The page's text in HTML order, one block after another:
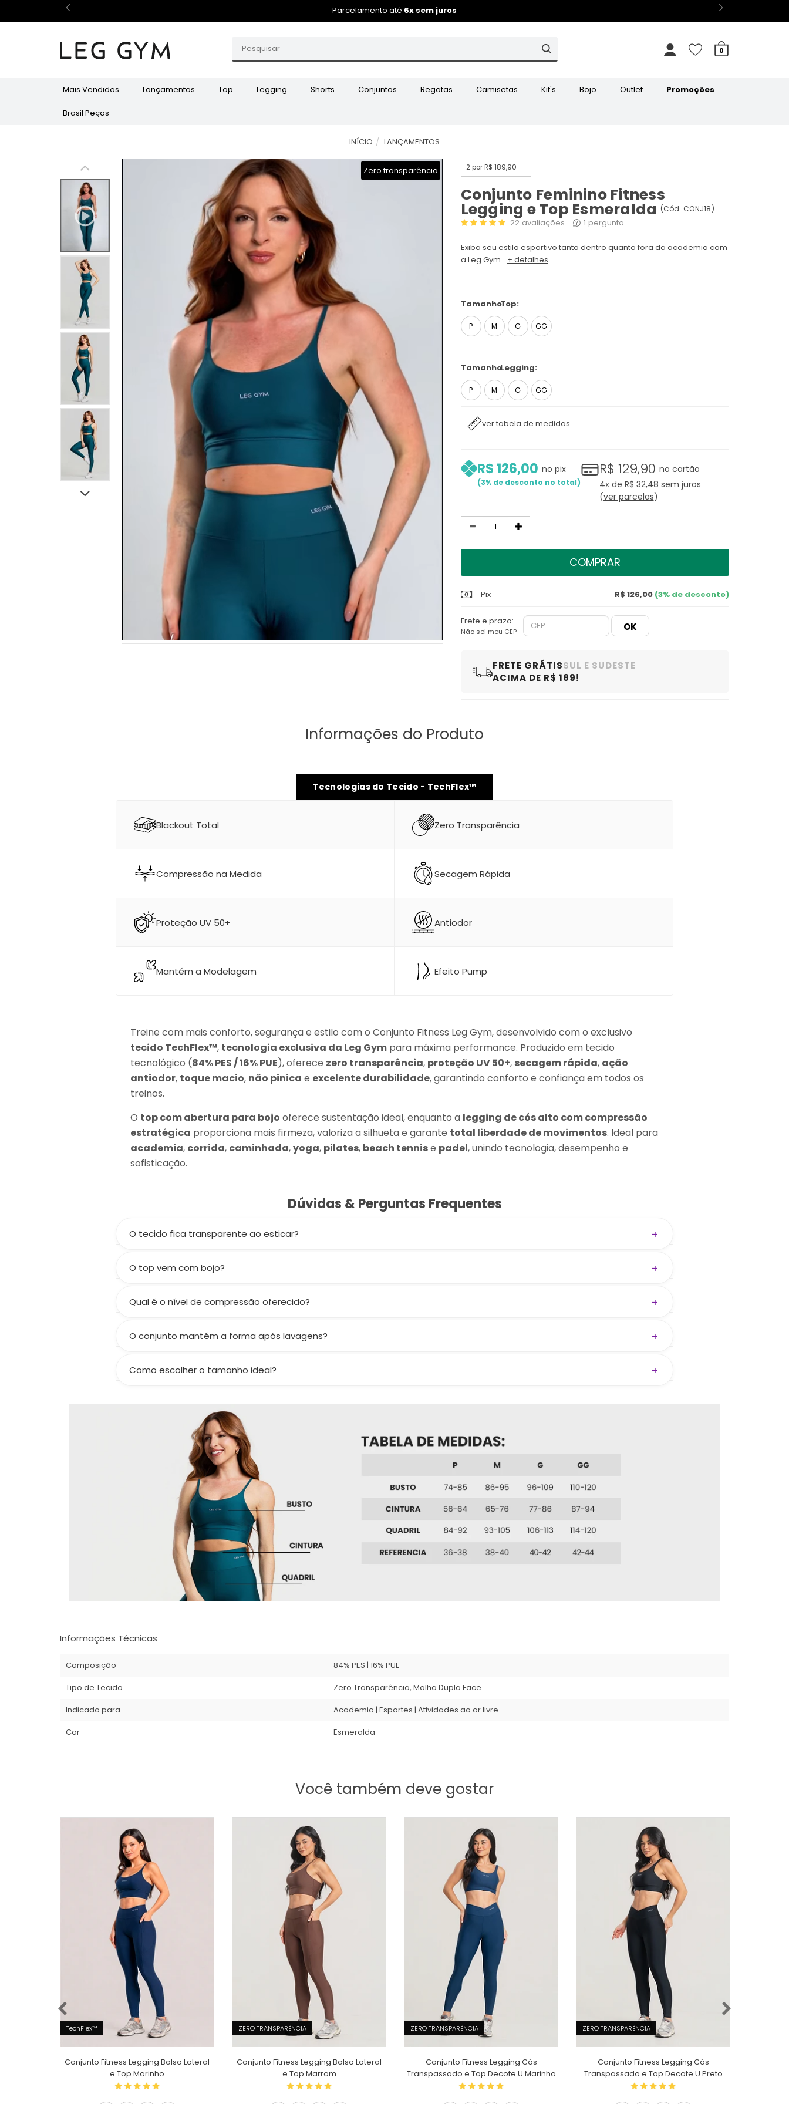
Parcelamento até 6x sem juros
0
Mais Vendidos Lançamentos Top Legging Shorts Conjuntos Regatas Camisetas Kit's Bojo Outlet Promoções
Brasil Peças
INÍCIO LANÇAMENTOS
Zero transparência 2 por R$ 189,90
Conjunto Feminino Fitness
Legging e Top Esmeralda (Cód. CONJ18)
22 avaliações 1 pergunta
Exiba seu estilo esportivo tanto dentro quanto fora da academia com
a Leg Gym. + detalhes
Top:
Tamanho
P M G GG
Legging:
Tamanho
P M G GG
ver tabela de medidas
R$ 126,00
3%
no pix R$ 129,90 no cartão
4xde R$ 32,48 sem juros
ver parcelas
Quantidade
COMPRAR
Pix R$ 126,00 (3% de desconto)
Frete e prazo:
Não sei meu CEP
FRETE GRÁTISSUL E SUDESTE
ACIMA DE R$ 189!
Informações do Produto
Tecnologias do Tecido - TechFlex™
Blackout Total Zero Transparência
Compressão na Medida Secagem Rápida
Proteção UV 50+ Antiodor
Mantém a Modelagem Efeito Pump
Treine com mais conforto, segurança e estilo com o Conjunto Fitness Leg Gym, desenvolvido com o exclusivo
tecido TechFlex™, tecnologia exclusiva da Leg Gym para máxima performance. Produzido em tecido
tecnológico (84% PES / 16% PUE), oferece zero transparência, proteção UV 50+, secagem rápida, ação
antiodor, toque macio, não pinica e excelente durabilidade, garantindo conforto e confiança em todos os
treinos.
O top com abertura para bojo oferece sustentação ideal, enquanto a legging de cós alto com compressão
estratégica proporciona mais firmeza, valoriza a silhueta e garante total liberdade de movimentos. Ideal para
academia, corrida, caminhada,yoga, pilates, beach tennise padel, unindo tecnologia, desempenho e
sofisticação.
Dúvidas & Perguntas Frequentes
O tecido fica transparente ao esticar? +
O top vem com bojo? +
separadamente no site.
Qual é o nível de compressão oferecido? +
O conjunto mantém a forma após lavagens? +
Como escolher o tamanho ideal? +
Informações Técnicas
Composição
84% PES | 16% PUE
Tipo de Tecido
Zero Transparência, Malha Dupla Face
Indicado para
Academia | Esportes | Atividades ao ar livre
Cor
Esmeralda
Você também deve gostar
TechFlex™
Conjunto Fitness Legging Bolso Lateral
e Top Marinho
ZERO TRANSPARÊNCIA
Conjunto Fitness Legging Bolso Lateral
e Top Marrom
ZERO TRANSPARÊNCIA
Conjunto Fitness Legging Cós
Transpassado e Top Decote U Marinho
ZERO TRANSPARÊNCIA
Conjunto Fitness Legging Cós
Transpassado e Top Decote U Preto